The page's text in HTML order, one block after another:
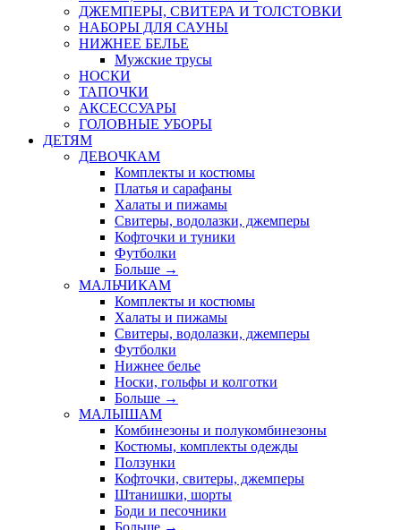
ДЖЕМПЕРЫ, СВИТЕРА И ТОЛСТОВКИ
НАБОРЫ ДЛЯ САУНЫ
НИЖНЕЕ БЕЛЬЕ
Мужские трусы
НОСКИ
ТАПОЧКИ
АКСЕССУАРЫ
ГОЛОВНЫЕ УБОРЫ
ДЕТЯМ
ДЕВОЧКАМ
Комплекты и костюмы
Платья и сарафаны
Халаты и пижамы
Свитеры, водолазки, джемперы
Кофточки и туники
Футболки
Больше →
МАЛЬЧИКАМ
Комплекты и костюмы
Халаты и пижамы
Свитеры, водолазки, джемперы
Футболки
Нижнее белье
Носки, гольфы и колготки
Больше →
МАЛЫШАМ
Комбинезоны и полукомбинезоны
Костюмы, комплекты одежды
Ползунки
Кофточки, свитеры, джемперы
Штанишки, шорты
Боди и песочники
Больше →